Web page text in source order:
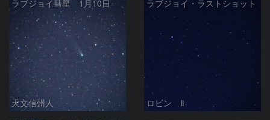
ラブジョイ彗星 1月10日
天文信州人
ラブジョイ・ラストショット
ロビン Ⅱ